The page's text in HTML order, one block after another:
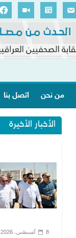
من نحن اتصل بنا
الأخبار الأخيرة
8 أغسطس، 2026